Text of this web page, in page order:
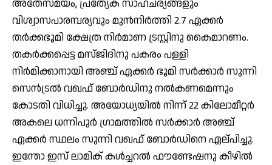
അതേസമയം, പ്രത്യേക സാഹചര്യങ്ങളും
വിശ്വാസപാരമ്പര്യവും മുന്‍നിര്‍ത്തി 2.7 ഏക്കര്‍
തര്‍ക്കഭൂമി ക്ഷേത്ര നിര്‍മാണ ട്രസ്റ്റിനു കൈമാറണം.
തകര്‍ക്കപ്പെട്ട മസ്ജിദിനു പകരം പള്ളി
നിര്‍മിക്കാനായി അഞ്ച് ഏക്കര്‍ ഭൂമി സര്‍ക്കാര്‍ സുന്നി
സെന്‍ട്രല്‍ വഖഫ് ബോര്‍ഡിനു നല്‍കണമെന്നും
കോടതി വിധിച്ചു. അയോധ്യയില്‍ നിന്ന് 22 കിലോമീറ്റര്‍
അകലെ ധന്നിപുര്‍ ഗ്രാമത്തില്‍ സര്‍ക്കാര്‍ അഞ്ച്
ഏക്കര്‍ സ്ഥലം സുന്നി വഖഫ് ബോര്‍ഡിനെ ഏല്പിച്ചു.
ഇന്തോ ഇസ് ലാമിക് കള്‍ച്ചറല്‍ ഫൗണ്ടേഷനു കീഴില്‍